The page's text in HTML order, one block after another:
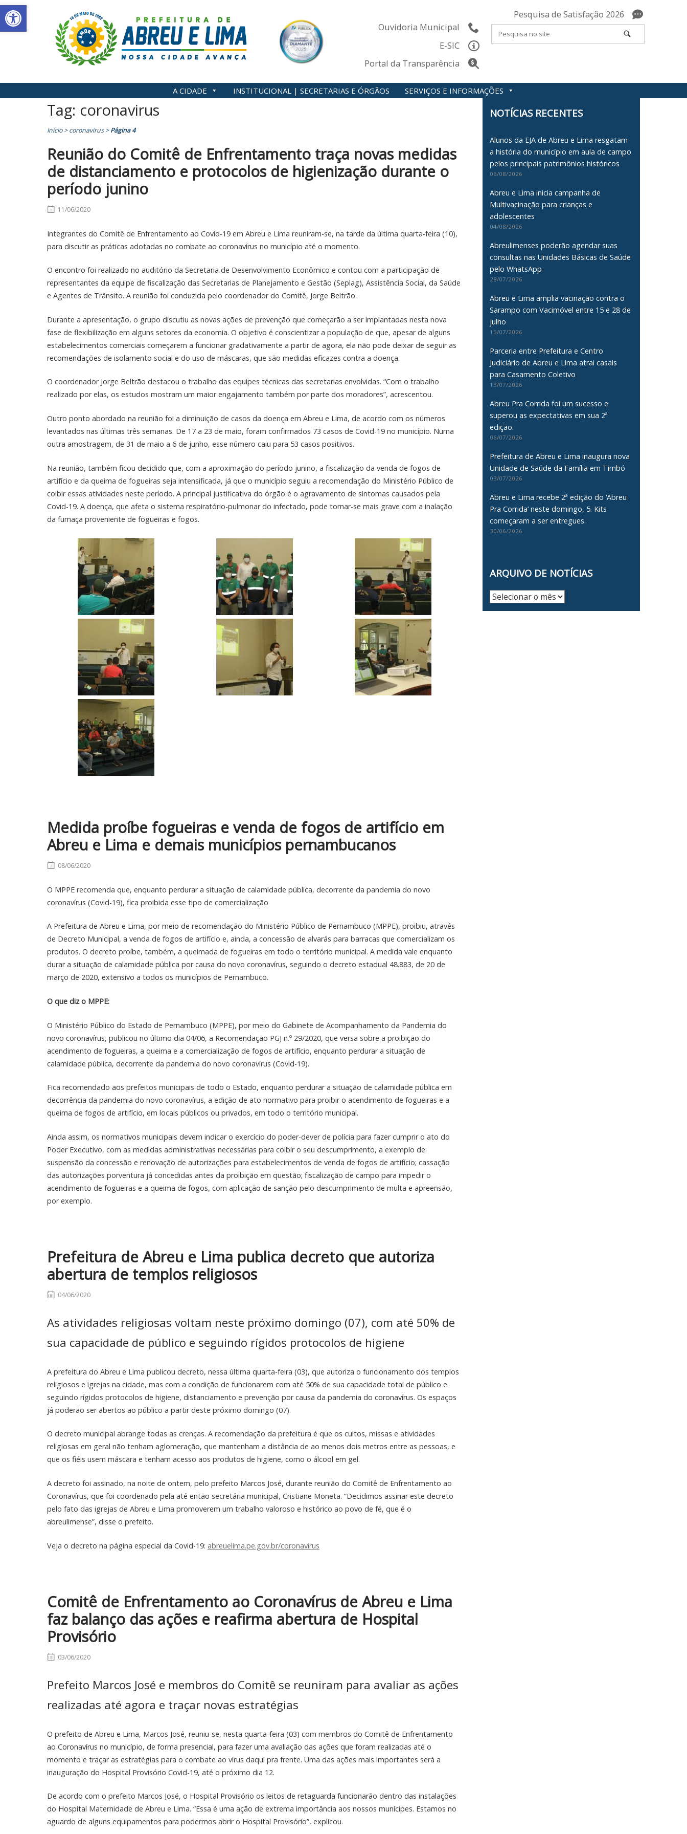
Abrir a barra de ferramentas
Skip
to
content
Ouvidoria Municipal
E-SIC
Portal da Transparência
Pesquisa de Satisfação 2026
A CIDADE INSTITUCIONAL | SECRETARIAS E ÓRGÃOS SERVIÇOS E INFORMAÇÕES
Tag: coronavirus
Início>coronavirus>Página 4
Reunião do Comitê de Enfrentamento traça novas medidas
de distanciamento e protocolos de higienização durante o
período junino
11/06/2020
Integrantes do Comitê de Enfrentamento ao Covid-19 em Abreu e Lima reuniram-se, na tarde da última quarta-feira (10),
para discutir as práticas adotadas no combate ao coronavírus no município até o momento.
O encontro foi realizado no auditório da Secretaria de Desenvolvimento Econômico e contou com a participação de
representantes da equipe de fiscalização das Secretarias de Planejamento e Gestão (Seplag), Assistência Social, da Saúde
e Agentes de Trânsito. A reunião foi conduzida pelo coordenador do Comitê, Jorge Beltrão.
Durante a apresentação, o grupo discutiu as novas ações de prevenção que começarão a ser implantadas nesta nova
fase de flexibilização em alguns setores da economia. O objetivo é conscientizar a população de que, apesar de alguns
estabelecimentos comerciais começarem a funcionar gradativamente a partir de agora, ela não pode deixar de seguir as
recomendações de isolamento social e do uso de máscaras, que são medidas eficazes contra a doença.
O coordenador Jorge Beltrão destacou o trabalho das equipes técnicas das secretarias envolvidas. “Com o trabalho
realizado por elas, os estudos mostram um maior engajamento também por parte dos moradores”, acrescentou.
Outro ponto abordado na reunião foi a diminuição de casos da doença em Abreu e Lima, de acordo com os números
levantados nas últimas três semanas. De 17 a 23 de maio, foram confirmados 73 casos de Covid-19 no município. Numa
outra amostragem, de 31 de maio a 6 de junho, esse número caiu para 53 casos positivos.
Na reunião, também ficou decidido que, com a aproximação do período junino, a fiscalização da venda de fogos de
artifício e da queima de fogueiras seja intensificada, já que o município seguiu a recomendação do Ministério Público de
coibir essas atividades neste período. A principal justificativa do órgão é o agravamento de sintomas causados pela
Covid-19. A doença, que afeta o sistema respiratório-pulmonar do infectado, pode tornar-se mais grave com a inalação
da fumaça proveniente de fogueiras e fogos.
Medida proíbe fogueiras e venda de fogos de artifício em
Abreu e Lima e demais municípios pernambucanos
08/06/2020
O MPPE recomenda que, enquanto perdurar a situação de calamidade pública, decorrente da pandemia do novo
coronavírus (Covid-19), fica proibida esse tipo de comercialização
A Prefeitura de Abreu e Lima, por meio de recomendação do Ministério Público de Pernambuco (MPPE), proibiu, através
de Decreto Municipal, a venda de fogos de artifício e, ainda, a concessão de alvarás para barracas que comercializam os
produtos. O decreto proíbe, também, a queimada de fogueiras em todo o território municipal. A medida vale enquanto
durar a situação de calamidade pública por causa do novo coronavírus, seguindo o decreto estadual 48.883, de 20 de
março de 2020, extensivo a todos os municípios de Pernambuco.
O que diz o MPPE:
O Ministério Público do Estado de Pernambuco (MPPE), por meio do Gabinete de Acompanhamento da Pandemia do
novo coronavírus, publicou no último dia 04/06, a Recomendação PGJ n.º 29/2020, que versa sobre a proibição do
acendimento de fogueiras, a queima e a comercialização de fogos de artifício, enquanto perdurar a situação de
calamidade pública, decorrente da pandemia do novo coronavírus (Covid-19).
Fica recomendado aos prefeitos municipais de todo o Estado, enquanto perdurar a situação de calamidade pública em
decorrência da pandemia do novo coronavírus, a edição de ato normativo para proibir o acendimento de fogueiras e a
queima de fogos de artifício, em locais públicos ou privados, em todo o território municipal.
Ainda assim, os normativos municipais devem indicar o exercício do poder-dever de polícia para fazer cumprir o ato do
Poder Executivo, com as medidas administrativas necessárias para coibir o seu descumprimento, a exemplo de:
suspensão da concessão e renovação de autorizações para estabelecimentos de venda de fogos de artifício; cassação
das autorizações porventura já concedidas antes da proibição em questão; fiscalização de campo para impedir o
acendimento de fogueiras e a queima de fogos, com aplicação de sanção pelo descumprimento de multa e apreensão,
por exemplo.
Prefeitura de Abreu e Lima publica decreto que autoriza
abertura de templos religiosos
04/06/2020
As atividades religiosas voltam neste próximo domingo (07), com até 50% de
sua capacidade de público e seguindo rígidos protocolos de higiene
A prefeitura do Abreu e Lima publicou decreto, nessa última quarta-feira (03), que autoriza o funcionamento dos templos
religiosos e igrejas na cidade, mas com a condição de funcionarem com até 50% de sua capacidade total de público e
seguindo rígidos protocolos de higiene, distanciamento e prevenção por causa da pandemia do coronavírus. Os espaços
já poderão ser abertos ao público a partir deste próximo domingo (07).
O decreto municipal abrange todas as crenças. A recomendação da prefeitura é que os cultos, missas e atividades
religiosas em geral não tenham aglomeração, que mantenham a distância de ao menos dois metros entre as pessoas, e
que os fiéis usem máscara e tenham acesso aos produtos de higiene, como o álcool em gel.
A decreto foi assinado, na noite de ontem, pelo prefeito Marcos José, durante reunião do Comitê de Enfrentamento ao
Coronavírus, que foi coordenado pela até então secretária municipal, Cristiane Moneta. “Decidimos assinar este decreto
pelo fato das igrejas de Abreu e Lima promoverem um trabalho valoroso e histórico ao povo de fé, que é o
abreulimense”, disse o prefeito.
Veja o decreto na página especial da Covid-19: abreuelima.pe.gov.br/coronavirus
Comitê de Enfrentamento ao Coronavírus de Abreu e Lima
faz balanço das ações e reafirma abertura de Hospital
Provisório
03/06/2020
Prefeito Marcos José e membros do Comitê se reuniram para avaliar as ações
realizadas até agora e traçar novas estratégias
O prefeito de Abreu e Lima, Marcos José, reuniu-se, nesta quarta-feira (03) com membros do Comitê de Enfrentamento
ao Coronavírus no município, de forma presencial, para fazer uma avaliação das ações que foram realizadas até o
momento e traçar as estratégias para o combate ao vírus daqui pra frente. Uma das ações mais importantes será a
inauguração do Hospital Provisório Covid-19, até o próximo dia 12.
De acordo com o prefeito Marcos José, o Hospital Provisório os leitos de retaguarda funcionarão dentro das instalações
do Hospital Maternidade de Abreu e Lima. “Essa é uma ação de extrema importância aos nossos munícipes. Estamos no
aguardo de alguns equipamentos para podermos abrir o Hospital Provisório”, explicou.
NOTÍCIAS RECENTES
Alunos da EJA de Abreu e Lima resgatam
a história do município em aula de campo
pelos principais patrimônios históricos
06/08/2026
Abreu e Lima inicia campanha de
Multivacinação para crianças e
adolescentes
04/08/2026
Abreulimenses poderão agendar suas
consultas nas Unidades Básicas de Saúde
pelo WhatsApp
28/07/2026
Abreu e Lima amplia vacinação contra o
Sarampo com Vacimóvel entre 15 e 28 de
julho
15/07/2026
Parceria entre Prefeitura e Centro
Judiciário de Abreu e Lima atrai casais
para Casamento Coletivo
13/07/2026
Abreu Pra Corrida foi um sucesso e
superou as expectativas em sua 2ª
edição.
06/07/2026
Prefeitura de Abreu e Lima inaugura nova
Unidade de Saúde da Família em Timbó
03/07/2026
Abreu e Lima recebe 2ª edição do ‘Abreu
Pra Corrida’ neste domingo, 5. Kits
começaram a ser entregues.
30/06/2026
ARQUIVO DE NOTÍCIAS
Arquivo